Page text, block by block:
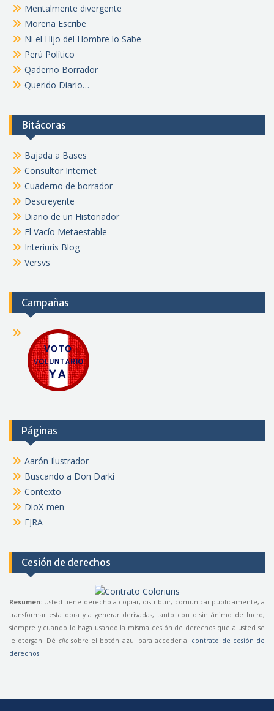
Mentalmente divergente
Morena Escribe
Ni el Hijo del Hombre lo Sabe
Perú Político
Qaderno Borrador
Querido Diario…
Bitácoras
Bajada a Bases
Consultor Internet
Cuaderno de borrador
Descreyente
Diario de un Historiador
El Vacío Metaestable
Interiuris Blog
Versvs
Campañas
Páginas
Aarón Ilustrador
Buscando a Don Darki
Contexto
DioX-men
FJRA
Cesión de derechos
Resumen: Usted tiene derecho a copiar, distribuir, comunicar públicamente, a
transformar esta obra y a generar derivadas, tanto con o sin ánimo de lucro,
siempre y cuando lo haga usando la misma cesión de derechos que a usted se
le otorgan. Dé clicsobre el botón azul para acceder al contrato de cesión de
derechos.